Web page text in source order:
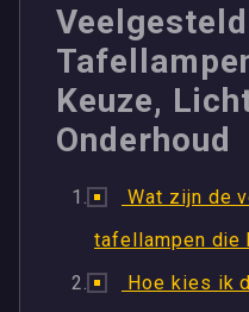
Keuze,
Onderhoud
Wat zijn de
tafellampen die
Hoe kies ik